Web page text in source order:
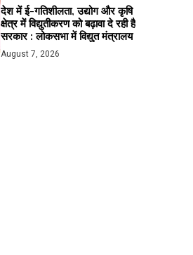
देश में ई-गतिशीलता, उद्योग और कृषि
क्षेत्र में विद्युतीकरण को बढ़ावा दे रही है
सरकार : लोकसभा में विद्युत मंत्रालय
August 7, 2026